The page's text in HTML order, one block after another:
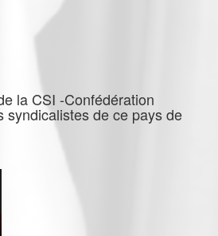
la CSI -Confédération
syndicalistes de ce pays de